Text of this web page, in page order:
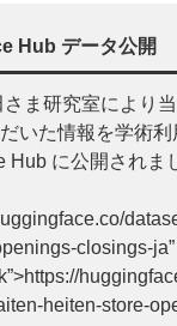
Hub データ公開
ま研究室により
いた情報を学術利
Hub に公開されま
closings-ja”
heiten-store-